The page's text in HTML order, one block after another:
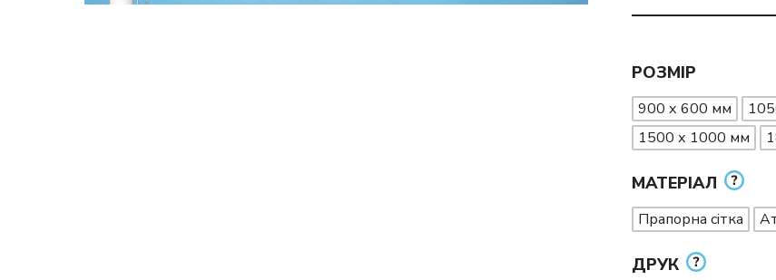
РОЗМІР
900 х 600 мм
1500 х 1000 мм
МАТЕРІАЛ
Прапорна сітка
ДРУК